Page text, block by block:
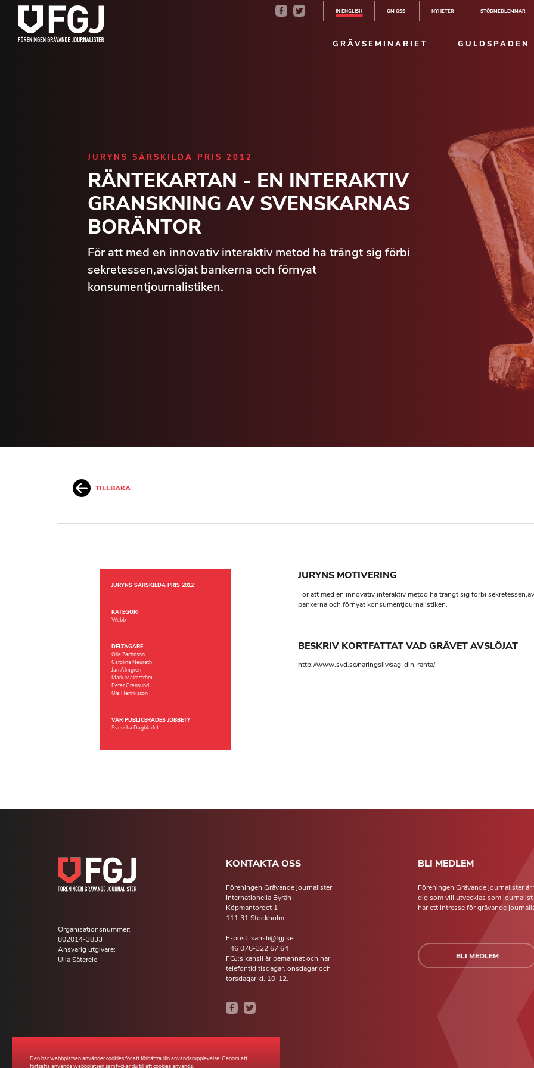
IN ENGLISH OM OSS NYHETER STÖDMEDLEMMAR
GRÄVSEMINARIET GULDSPADEN
JURYNS SÄRSKILDA PRIS 2012
RÄNTEKARTAN - EN INTERAKTIV
GRANSKNING AV SVENSKARNAS
BORÄNTOR
För att med en innovativ interaktiv metod ha trängt sig förbi
sekretessen,avslöjat bankerna och förnyat
konsumentjournalistiken.
TILLBAKA
JURYNS SÄRSKILDA PRIS 2012
KATEGORI
Webb
DELTAGARE
Olle Zachrison
Carolina Neurath
Jan Almgren
Mark Malmström
Peter Grensund
Ola Henriksson
VAR PUBLICERADES JOBBET?
Svenska Dagbladet
JURYNS MOTIVERING
För att med en innovativ interaktiv metod ha trängt sig förbi
bankerna och förnyat konsumentjournalistiken.
BESKRIV KORTFATTAT VAD GRÄVET AVSLÖJAT
http://www.svd.se/naringsliv/sag-din-ranta/
Organisationsnummer:
802014-3833
Ansvarig utgivare:
Ulla Sätereie
KONTAKTA OSS
Föreningen Grävande journalister
Internationella Byrån
Köpmantorget 1
111 31 Stockholm
E-post: kansli@fgj.se
+46 076-322 67 64
FGJ:s kansli är bemannat och har
telefontid tisdagar, onsdagar och
torsdagar kl. 10-12.
BLI MEDLEM
Föreningen Grävande journalister är
dig som vill utvecklas som journalist
har ett intresse för grävande
BLI MEDLEM
Den här webbplatsen använder cookies för att förbättra din användarupplevelse. Genom att
fortsätta använda webbplatsen samtycker du till att cookies används.